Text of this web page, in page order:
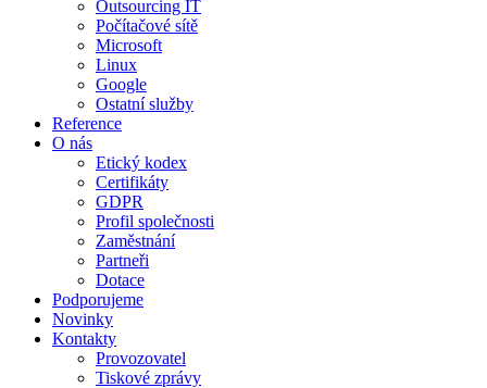
Outsourcing IT
Počítačové sítě
Microsoft
Linux
Google
Ostatní služby
Reference
O nás
Etický kodex
Certifikáty
GDPR
Profil společnosti
Zaměstnání
Partneři
Dotace
Podporujeme
Novinky
Kontakty
Provozovatel
Tiskové zprávy